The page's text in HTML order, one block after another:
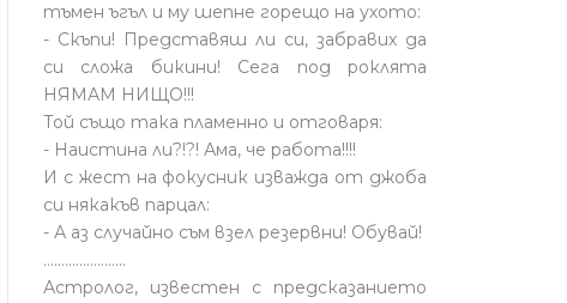
тъмен ъгъл и му шепне горещо на ухото:
- Скъпи! Представяш ли си, забравих да
си сложа бикини! Сега под роклята
НЯМАМ НИЩО!!!
Той също така пламенно и отговаря:
- Наистина ли?!?! Ама, че работа!!!!
И с жест на фокусник изважда от джоба
си някакъв парцал:
- А аз случайно съм взел резервни! Обувай!
.......................
Астролог, известен с предсказанието